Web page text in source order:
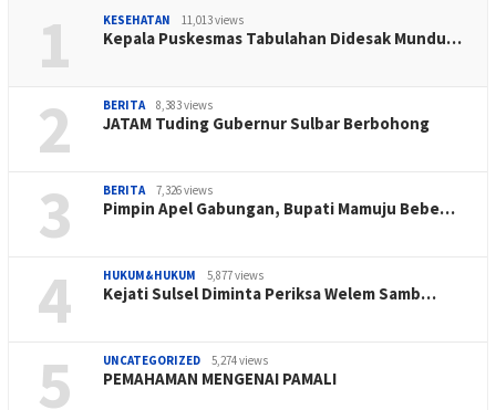
1 KESEHATAN 11,013 views
Kepala Puskesmas Tabulahan Didesak Mundu…
2 BERITA 8,383 views
JATAM Tuding Gubernur Sulbar Berbohong
3 BERITA 7,326 views
Pimpin Apel Gabungan, Bupati Mamuju Bebe…
4 HUKUM&HUKUM 5,877 views
Kejati Sulsel Diminta Periksa Welem Samb…
5 UNCATEGORIZED 5,274 views
PEMAHAMAN MENGENAI PAMALI